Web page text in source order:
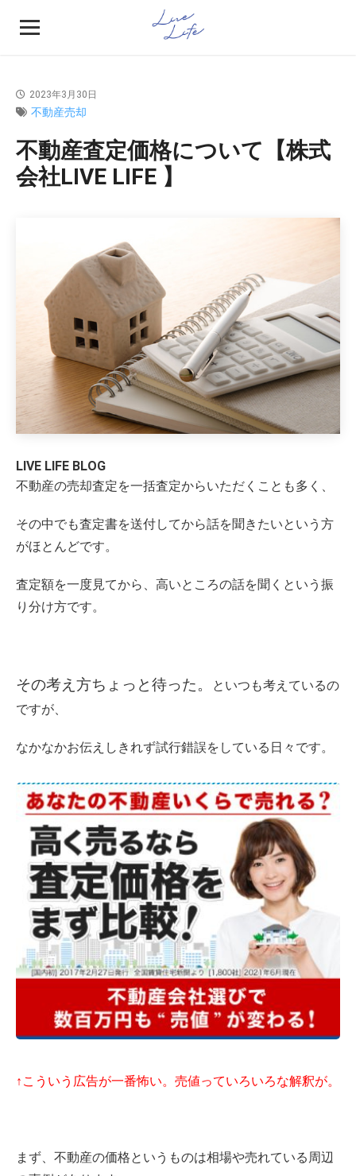
2023年3月30日
不動産売却
不動産査定価格について【株式
会社LIVE LIFE 】
LIVE LIFE BLOG
不動産の売却査定を一括査定からいただくことも多く、
その中でも査定書を送付してから話を聞きたいという方
がほとんどです。
査定額を一度見てから、高いところの話を聞くという振
り分け方です。
その考え方ちょっと待った。
といつも考えているの
ですが、
なかなかお伝えしきれず試行錯誤をしている日々です。
↑こういう広告が一番怖い。 売値っていろいろな解釈が。
まず、不動産の価格というものは相場や売れている周辺